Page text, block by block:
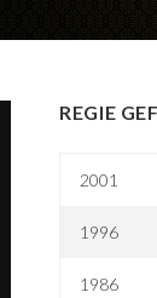
REGIE
2001
1996
1986